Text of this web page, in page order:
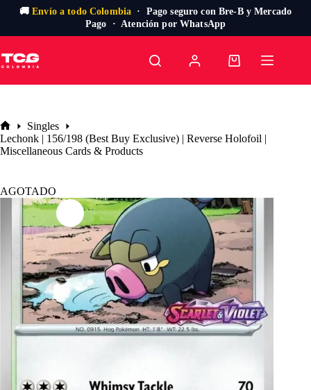
🚚Envío a todo Colombia · Pago seguro con Bre-B y Mercado
Pago · Atención por WhatsApp
al
contenido
Carro
Inicio
Singles
Lechonk | 156/198 (Best Buy Exclusive) | Reverse Holofoil |
Miscellaneous Cards & Products
AGOTADO